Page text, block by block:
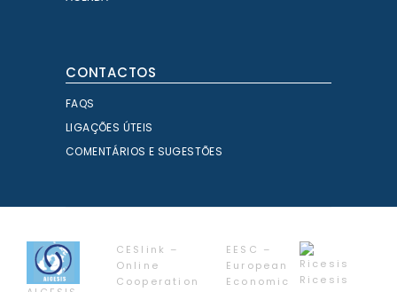
CONTACTOS
FAQS
LIGAÇÕES ÚTEIS
COMENTÁRIOS E SUGESTÕES
CESlink –
Online
Cooperation
EESC –
European
Economic
Ricesis